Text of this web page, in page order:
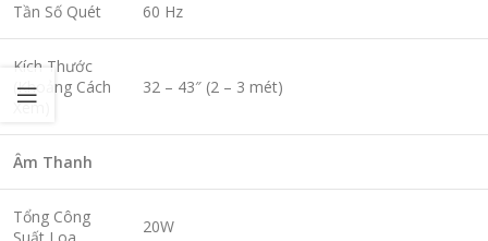
Tần Số Quét 60 Hz
Kích Thước
(Khoảng Cách
Xem)
32 – 43″ (2 – 3 mét)
Âm Thanh
Tổng Công
20W